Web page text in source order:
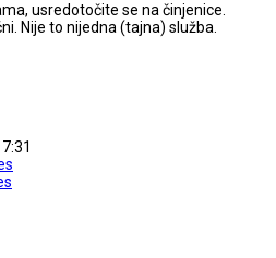
usredotočite se na činjenice.
Nije to nijedna (tajna) služba.